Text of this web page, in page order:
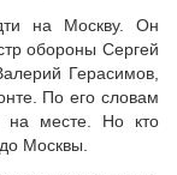
на Москву. Он
обороны Сергей
Герасимов,
По его словам
на месте. Но кто
Москвы.